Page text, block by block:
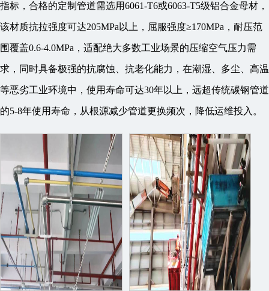
指标，合格的定制管道需选用6061-T6或6063-T5级铝合金母材，
该材质抗拉强度可达205MPa以上，屈服强度≥170MPa，耐压范
围覆盖0.6-4.0MPa，适配绝大多数工业场景的压缩空气压力需
求，同时具备极强的抗腐蚀、抗老化能力，在潮湿、多尘、高温
等恶劣工业环境中，使用寿命可达30年以上，远超传统碳钢管道
的5-8年使用寿命，从根源减少管道更换频次，降低运维投入。